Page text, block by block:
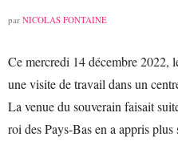
par NICOLAS FONTAINE
Ce mercredi 14 décembre
une visite de travail dans un
La venue du souverain faisait
roi des Pays-Bas en a appris